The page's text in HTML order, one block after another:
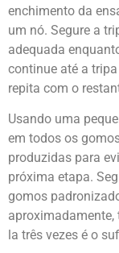
enchimento da
um nó. Segure a
adequada
continue até a
repita com o
Usando uma
em todos os
produzidas para
próxima etapa.
gomos
aproximadamente,
la três vezes é o